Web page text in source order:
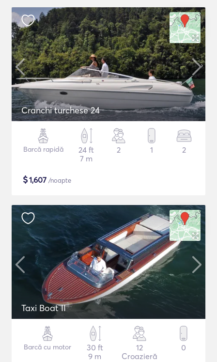
Cranchi turchese 24
Barcă rapidă
24 ft
7 m
2 1 2
$1,607 /noapte
Taxi Boat II
Barcă cu motor
30 ft
9 m
12
Croazieră
0